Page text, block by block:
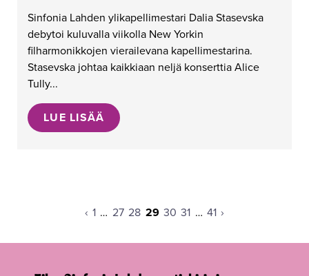
Sinfonia Lahden ylikapellimestari Dalia Stasevska
debytoi kuluvalla viikolla New Yorkin
filharmonikkojen vierailevana kapellimestarina.
Stasevska johtaa kaikkiaan neljä konserttia Alice
Tully...
LUE LISÄÄ
‹Edellinen
Sivu
1 … Sivu
27 Sivu
28 Sivu
29 Sivu
30 Sivu
31 … Sivu
41 ›